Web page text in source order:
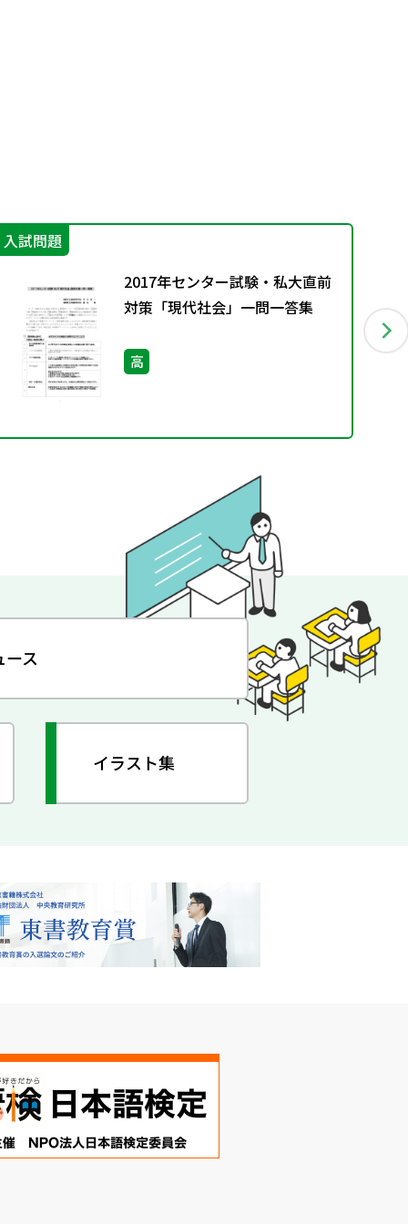
入試問題
2017年センター試験・私大直前
対策「現代社会」一問一答集
高
ス
イラスト集